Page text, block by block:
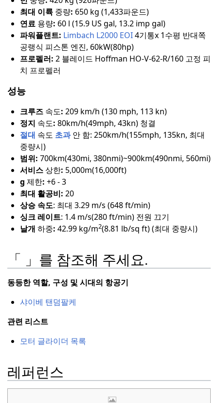
최대 이륙중량: 650 kg (1,433파운드)
연료용량: 60 l (15.9 US gal, 13.2 imp gal)
파워플랜트: Limbach L2000 EOI4기통x 1수평 반대쪽
공랭식 피스톤 엔진, 60kW(80hp)
프로펠러: 2 블레이드 Hoffman HO-V-62-R/160 고정 피
치 프로펠러
성능
크루즈속도: 209 km/h (130 mph, 113 kn)
정지 속도: 80km/h(49mph, 43kn) 청결
절대 속도 초과안 함: 250km/h(155mph, 135kn, 최대
중량시)
범위: 700km(430mi, 380nmi)~900km(490nmi, 560mi)
서비스상한: 5,000m(16,000ft)
g 제한: +6 - 3
최대 활공비: 20
상승 속도: 최대 3.29 m/s (648 ft/min)
싱크 레이트: 1.4 m/s(280 ft/min) 전원 끄기
날개 하중: 42.99 kg/m2(8.81 lb/sq ft) (최대 중량시)
「 」를 참조해 주세요.
동등한 역할, 구성 및 시대의 항공기
샤이베 탠덤팔케
관련 리스트
모터 글라이더 목록
레퍼런스